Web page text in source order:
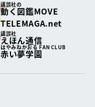
講談社の
動く図鑑MOVE
TELEMAGA.net
講談社
えほん通信
はやみねかおる FAN CLUB
赤い夢学園